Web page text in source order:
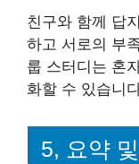
친구와 함께 답
하고 서로의 부
룹 스터디는 혼
화할 수 있습니
5, 요약